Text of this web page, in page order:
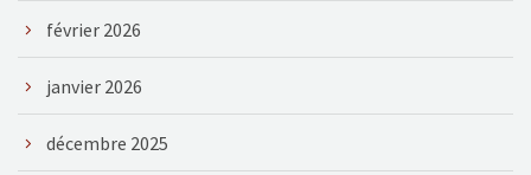
février 2026
janvier 2026
décembre 2025